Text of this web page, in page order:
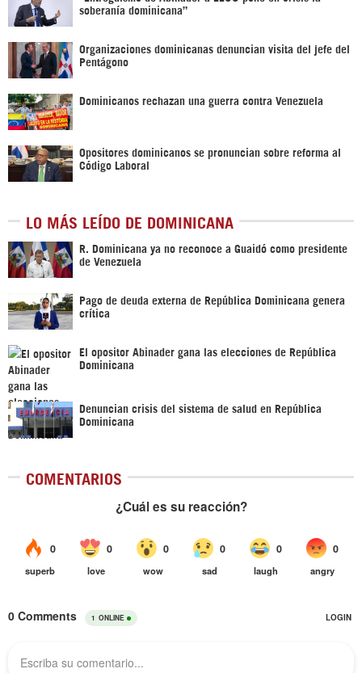
soberanía dominicana”
Organizaciones dominicanas denuncian visita del jefe del
Pentágono
Dominicanos rechazan una guerra contra Venezuela
Opositores dominicanos se pronuncian sobre reforma al
Código Laboral
LO MÁS LEÍDO DE DOMINICANA
R. Dominicana ya no reconoce a Guaidó como presidente
de Venezuela
Pago de deuda externa de República Dominicana genera
crítica
El opositor Abinader gana las elecciones de República
Dominicana
Denuncian crisis del sistema de salud en República
Dominicana
COMENTARIOS